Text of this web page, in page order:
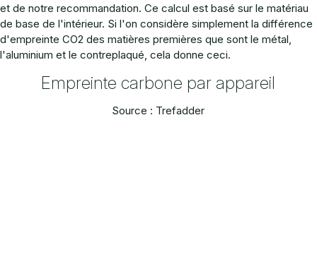
et de notre recommandation. Ce calcul est basé sur le matériau
de base de l'intérieur. Si l'on considère simplement la différence
d'empreinte CO2 des matières premières que sont le métal,
l'aluminium et le contreplaqué, cela donne ceci.
Empreinte carbone par appareil
Source : Trefadder